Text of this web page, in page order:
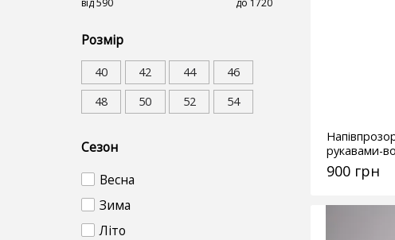
Розмір
40 42 44
46
48
50 52 54
Сезон
Весна
Зима
Літо
рукавами-
молочний
900 грн